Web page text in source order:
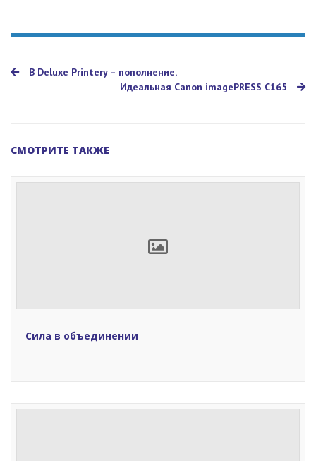
В Deluxe Printery – пополнение.
Идеальная Сanon imagePRESS C165
СМОТРИТЕ ТАКЖЕ
Сила в объединении